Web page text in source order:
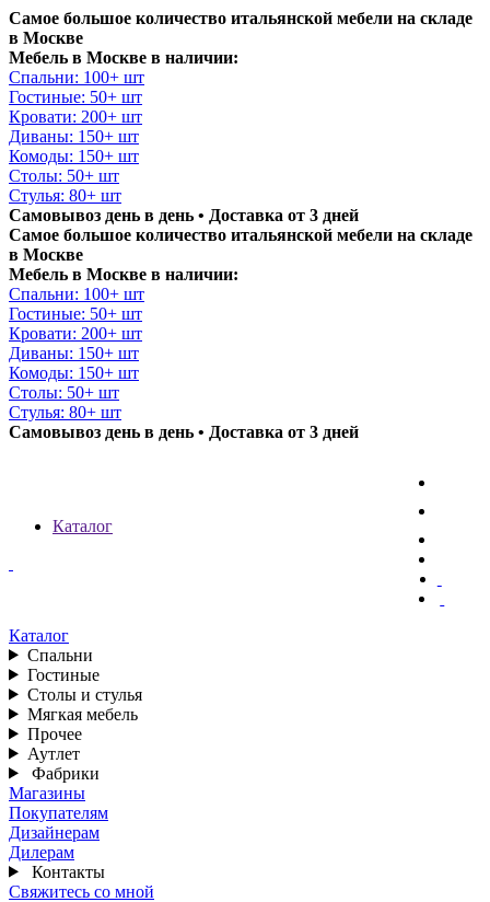
Самое большое количество итальянской мебели на складе
в Москве
Мебель в Москве в наличии:
Спальни: 100+ шт
Гостиные: 50+ шт
Кровати: 200+ шт
Диваны: 150+ шт
Комоды: 150+ шт
Столы: 50+ шт
Стулья: 80+ шт
Самовывоз день в день • Доставка от 3 дней
Самое большое количество итальянской мебели на складе
в Москве
Мебель в Москве в наличии:
Спальни: 100+ шт
Гостиные: 50+ шт
Кровати: 200+ шт
Диваны: 150+ шт
Комоды: 150+ шт
Столы: 50+ шт
Стулья: 80+ шт
Самовывоз день в день • Доставка от 3 дней
Каталог
Каталог
Спальни
Гостиные
Столы и стулья
Мягкая мебель
Прочее
Аутлет
Фабрики
Магазины
Покупателям
Дизайнерам
Дилерам
Контакты
Свяжитесь со мной